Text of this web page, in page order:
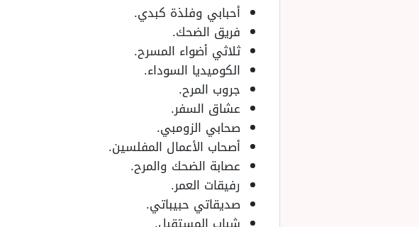
أحبابي وفلذة كبدي.
فريق الضحك.
ثلاثي أضواء المسرح.
الكوميديا السوداء.
جروب المرح.
عشاق السفر.
صحابي الزومبي.
أصحاب الأعمال المفلسين.
عصابة الضحك والمرح.
رفيقات العمر.
صديقاتي حبيباتي.